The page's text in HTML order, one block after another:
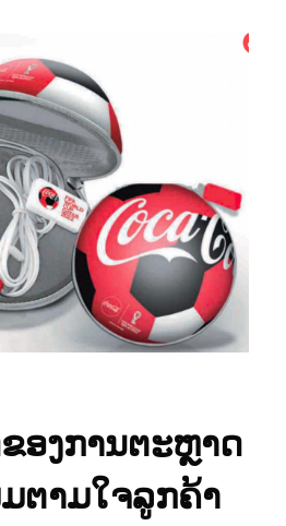
ອງການຕະຫຼາດ
ຕາມໃຈລູກຄ້າ